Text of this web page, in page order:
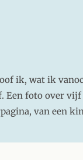
ik, wat ik
Een foto over
van een